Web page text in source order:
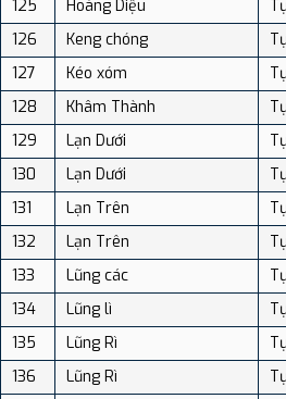
125
Hoàng Diệu
126
Keng chóng
127
Kéo xóm
128
Khâm Thành
129
Lạn Dưới
130
Lạn Dưới
131
Lạn Trên
132
Lạn Trên
133
Lũng các
134
Lũng lì
135
Lũng Rì
136
Lũng Rì